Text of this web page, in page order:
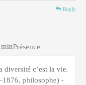
Reply
Présence
diversité c’est la vie.
philosophe) -